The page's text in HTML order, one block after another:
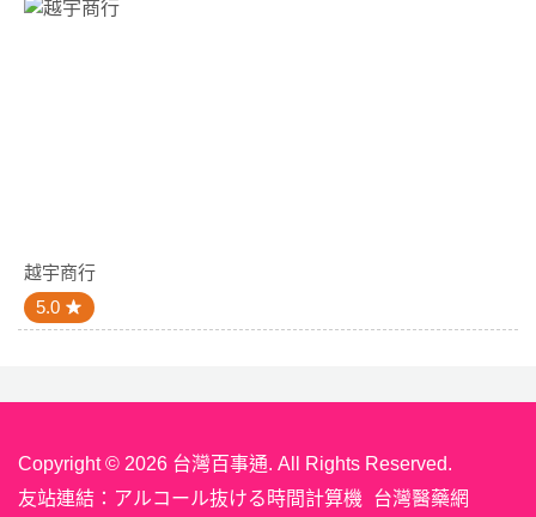
越宇商行
5.0
Copyright © 2026 台灣百事通. All Rights Reserved.
友站連結： アルコール抜ける時間計算機 台灣醫藥網